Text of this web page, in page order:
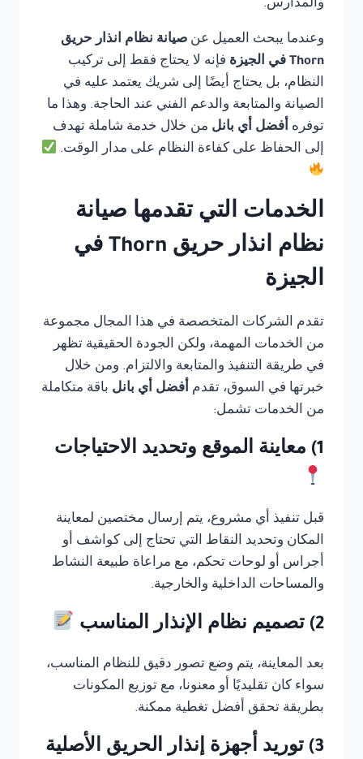
والمدارس.
وعندما يبحث العميل عن صيانة نظام انذار حريق
Thorn في الجيزة
فإنه لا يحتاج فقط إلى تركيب
النظام، بل يحتاج أيضًا إلى شريك يعتمد عليه في
الصيانة والمتابعة والدعم الفني عند الحاجة. وهذا ما
توفره أفضل أي بانل من خلال خدمة شاملة تهدف
إلى الحفاظ على كفاءة النظام على مدار الوقت.
الخدمات التي تقدمها صيانة
نظام انذار حريق Thorn في
الجيزة
تقدم الشركات المتخصصة في هذا المجال مجموعة
من الخدمات المهمة، ولكن الجودة الحقيقية تظهر
في طريقة التنفيذ والمتابعة والالتزام. ومن خلال
خبرتها في السوق، تقدم أفضل أي بانل باقة متكاملة
من الخدمات تشمل:
1) معاينة الموقع وتحديد الاحتياجات
قبل تنفيذ أي مشروع، يتم إرسال مختصين لمعاينة
المكان وتحديد النقاط التي تحتاج إلى كواشف أو
أجراس أو لوحات تحكم، مع مراعاة طبيعة النشاط
والمساحات الداخلية والخارجية.
2) تصميم نظام الإنذار المناسب
بعد المعاينة، يتم وضع تصور دقيق للنظام المناسب،
سواء كان تقليديًا أو معنونا، مع توزيع المكونات
بطريقة تحقق أفضل تغطية ممكنة.
3) توريد أجهزة إنذار الحريق الأصلية